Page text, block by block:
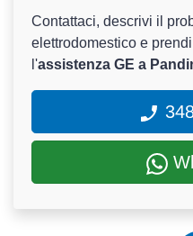
Contattaci, descrivi il
elettrodomestico e
l'assistenza GE a